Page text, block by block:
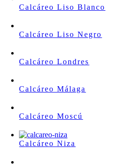
Calcáreo Liso Blanco
Calcáreo Liso Negro
Calcáreo Londres
Calcáreo Málaga
Calcáreo Moscú
Calcáreo Niza